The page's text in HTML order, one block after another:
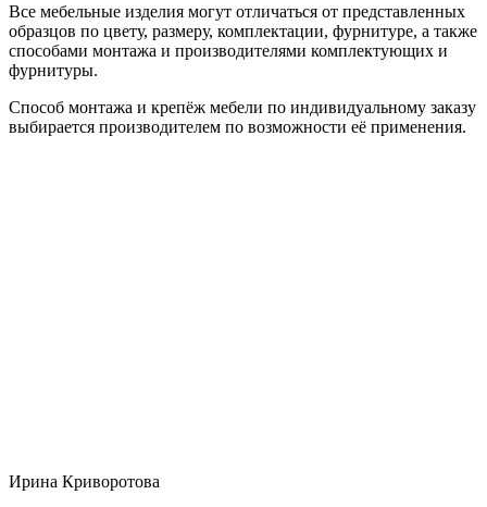
Все мебельные изделия могут отличаться от представленных
образцов по цвету, размеру, комплектации, фурнитуре, а также
способами монтажа и производителями комплектующих и
фурнитуры.
Способ монтажа и крепёж мебели по индивидуальному заказу
выбирается производителем по возможности её применения.
Ирина Криворотова